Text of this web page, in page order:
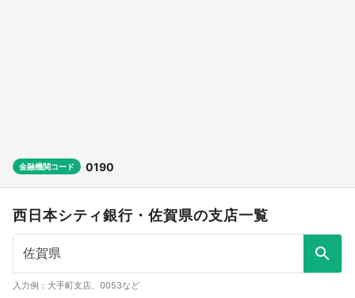
金融機関コード 0190
西日本シティ銀行・佐賀県の支店一覧
入力例：大手町支店、0053など